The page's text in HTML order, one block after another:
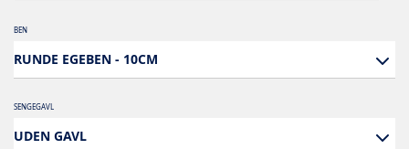
BEN
RUNDE EGEBEN - 10CM
SENGEGAVL
UDEN GAVL